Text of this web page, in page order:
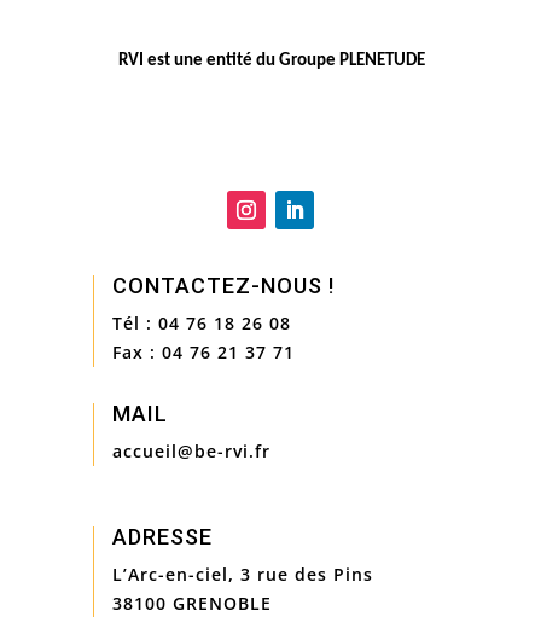
RVI est une entité du Groupe PLENETUDE
CONTACTEZ-NOUS !
Tél : 04 76 18 26 08
Fax : 04 76 21 37 71
MAIL
accueil@be-rvi.fr
ADRESSE
L’Arc-en-ciel, 3 rue des Pins
38100 GRENOBLE